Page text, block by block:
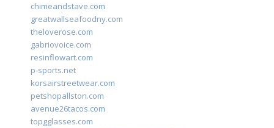
chimeandstave.com
greatwallseafoodny.com
theloverose.com
gabriovoice.com
resinflowart.com
p-sports.net
korsairstreetwear.com
petshopallston.com
avenue26tacos.com
topgglasses.com